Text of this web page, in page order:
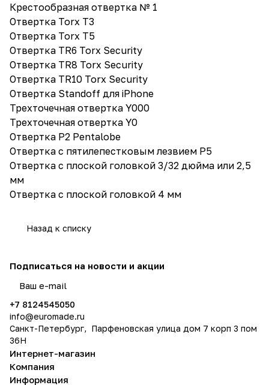
Крестообразная отвертка № 1
Отвертка Torx T3
Отвертка Torx T5
Отвертка TR6 Torx Security
Отвертка TR8 Torx Security
Отвертка TR10 Torx Security
Отвертка Standoff для iPhone
Трехточечная отвертка Y000
Трехточечная отвертка Y0
Отвертка P2 Pentalobe
Отвертка с пятилепестковым лезвием P5
Отвертка с плоской головкой 3/32 дюйма или 2,5
мм
Отвертка с плоской головкой 4 мм
Назад к списку
Подписаться на новости и акции
+7 8124545050
info@euromade.ru
Санкт-Петербург, Парфеновская улица дом 7 корп 3 пом
36Н
Интернет-магазин
Компания
Информация